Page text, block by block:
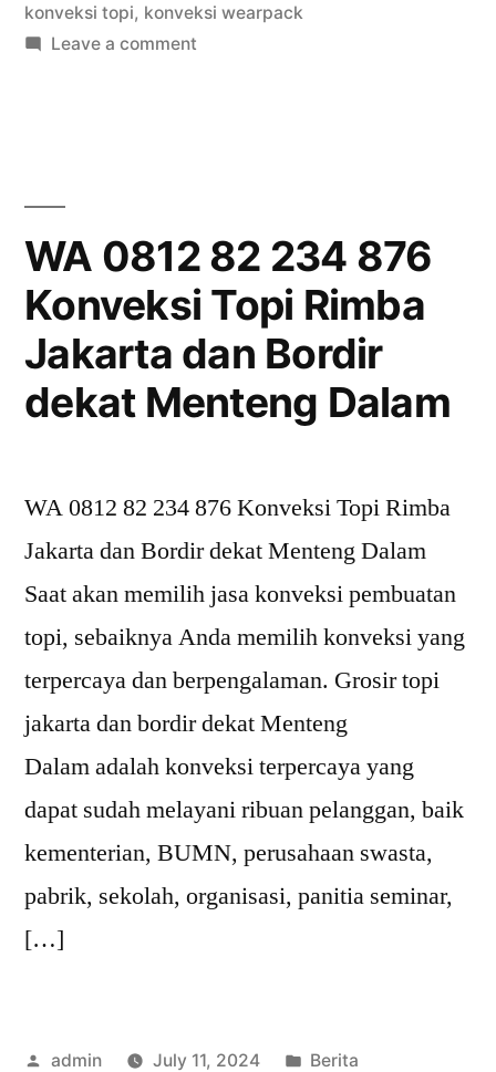
konveksi topi, konveksi wearpack
Leave a commenton
Jakarta
dan
Bordir
Komputer
Kramat
WA 0812 82 234 876
Konveksi Topi Rimba
Jakarta dan Bordir
dekat Menteng Dalam
WA 0812 82 234 876 Konveksi Topi Rimba
Jakarta dan Bordir dekat Menteng Dalam
Saat akan memilih jasa konveksi pembuatan
topi, sebaiknya Anda memilih konveksi yang
terpercaya dan berpengalaman. Grosir topi
jakarta dan bordir dekat Menteng
Dalam adalah konveksi terpercaya yang
dapat sudah melayani ribuan pelanggan, baik
kementerian, BUMN, perusahaan swasta,
pabrik, sekolah, organisasi, panitia seminar,
[…]
Posted
admin July 11, 2024 Posted
Berita